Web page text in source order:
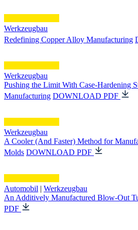
Werkzeugbau
Redefining Copper Alloy Manufacturing
Werkzeugbau
Pushing the Limit With Case-Hardening
Manufacturing DOWNLOAD PDF
Werkzeugbau
A Cooler (And Faster) Method for
Molds DOWNLOAD PDF
Automobil | Werkzeugbau
An Additively Manufactured Blow-Out
PDF